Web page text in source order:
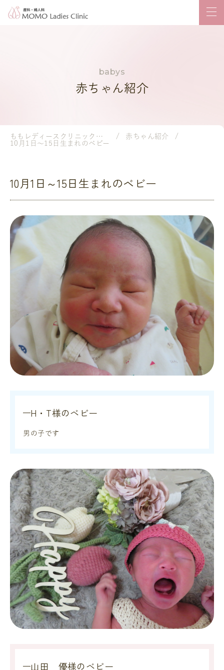
赤ちゃん紹介
ももレディースクリニック｜岡山市の産婦人科・小児科
赤ちゃん紹介
10月1日～15日生まれのベビー
10月1日～15日生まれのベビー
H・T様のベビー
男の子です
山田 優様のベビー